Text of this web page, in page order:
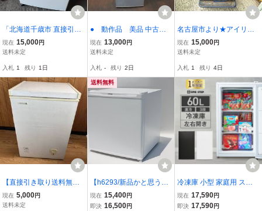
「北海道千歳市 直接引き
取り限定」 MITSUBISHI
電気冷凍庫 118L 製造年2
現在 15,000円
送料未定
入札 1 残り 1日
● 動作品 美品 中古★P
anasonic 120L 「深型バ
スケット」「急凍機能」
-S】
現在 13,000円
送料未定
入札 - 残り 2日
名古屋市より★アイリス
オーヤマ 60L 冷凍庫 IUS
D-6B-B ブラック 2025年
ストッカー フリーザー 冷
凍保存
現在 15,000円
送料未定
入札 1 残り 4日
【直接引き取り送料無
料】NORFROST ノーフ
ロスト 冷凍庫 94L JH94C
現在 5,000円
送料未定
送料無料
【h6293/新品かと思うぐ
らい綺麗/送料無料】2024
年 1ドア冷凍庫 FZ03A-31
現在 15,400円
即決 16,500円
冷凍庫 小型 家庭用 スリ
ム 小型 省エネ 前開き 60
L 高さ80cm 幅40cm 以上
現在 17,590円
即決 17,590円